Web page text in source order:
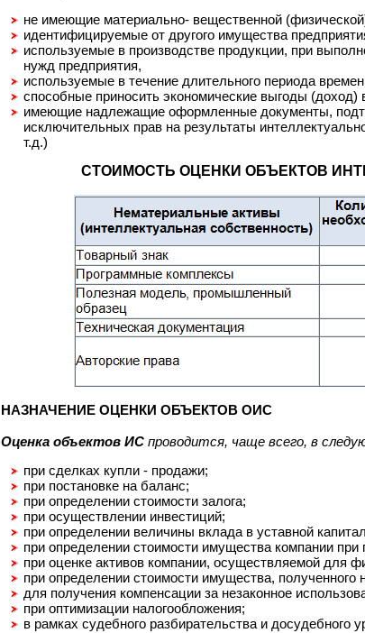
не имеющие материально- вещественной
идентифицируемые от другого имущества
используемые в производстве продукции, при
нужд предприятия,
используемые в течение длительного периода
способные приносить экономические выгоды
имеющие надлежащие оформленные документы,
исключительных прав на результаты
т.д.)
СТОИМОСТЬ ОЦЕНКИ ОБЪЕКТОВ
НАЗНАЧЕНИЕ ОЦЕНКИ ОБЪЕКТОВ ОИС
Оценка объектов ИС проводится, чаще всего, в
при сделках купли - продажи;
при постановке на баланс;
при определении стоимости залога;
при осуществлении инвестиций;
при определении величины вклада в уставной
при определении стоимости имущества компании при
при оценке активов компании, осуществляемой для
при определении стоимости имущества, полученного
для получения компенсации за незаконное
при оптимизации налогообложения;
в рамках судебного разбирательства и досудебного